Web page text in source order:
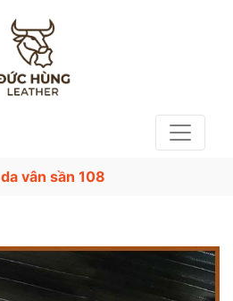
da vân sần 108